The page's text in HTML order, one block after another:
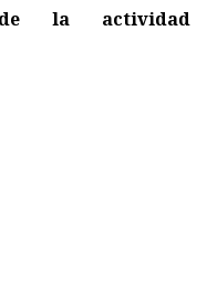
de la actividad